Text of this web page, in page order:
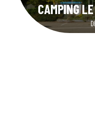
CAMPING